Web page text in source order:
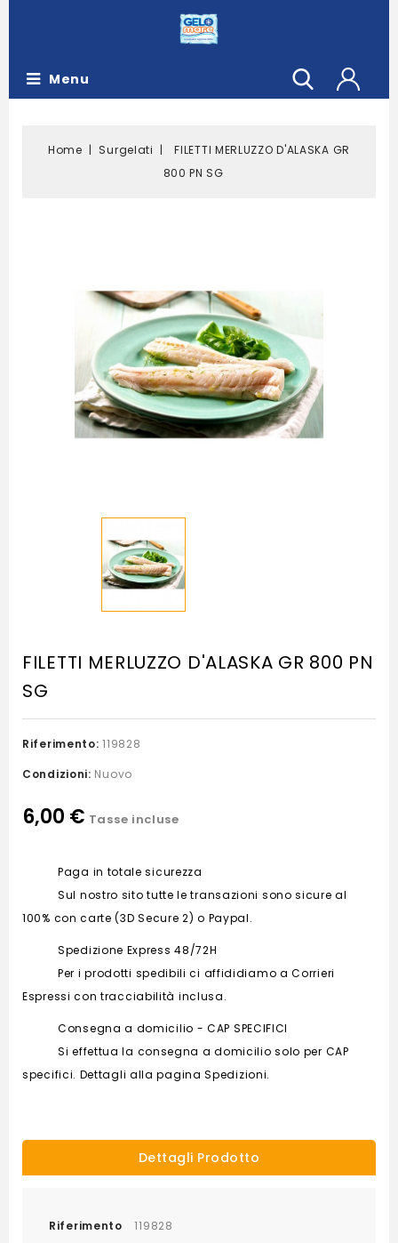
Menu
Home Surgelati
FILETTI MERLUZZO D'ALASKA GR
800 PN SG
FILETTI MERLUZZO D'ALASKA GR 800 PN
SG
Riferimento: 119828
Condizioni: Nuovo
6,00 € Tasse incluse
Paga in totale sicurezza
Sul nostro sito tutte le transazioni sono sicure al
100% con carte (3D Secure 2) o Paypal.
Spedizione Express 48/72H
Per i prodotti spedibili ci affididiamo a Corrieri
Espressi con tracciabilità inclusa.
Consegna a domicilio - CAP SPECIFICI
Si effettua la consegna a domicilio solo per CAP
specifici. Dettagli alla pagina Spedizioni.
Dettagli Prodotto
Riferimento 119828